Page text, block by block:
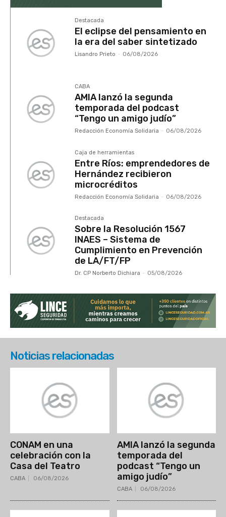
Destacada
El eclipse del pensamiento en
la era del saber sintetizado
Lisandro Prieto - 06/08/2026
CABA
AMIA lanzó la segunda
temporada del podcast
“Tengo un amigo judío”
Redacción Economía Solidaria - 06/08/2026
Caja de herramientas
Entre Ríos: emprendedores de
Hernández recibieron
microcréditos
Redacción Economía Solidaria - 06/08/2026
Destacada
Sobre la Resolución 1567
INAES – Sistema de
Cumplimiento en Prevención
de LA/FT/FP
Dr. CP Norberto Dichiara - 05/08/2026
Noticias relacionadas
CONAM en una
celebración con la
Casa del Teatro
CABA 06/08/2026
AMIA lanzó la segunda
temporada del
podcast “Tengo un
amigo judío”
CABA 06/08/2026